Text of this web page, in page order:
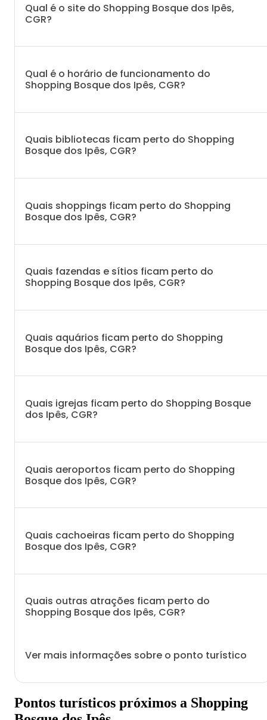
Qual é o site do Shopping Bosque dos Ipês,
CGR?
Qual é o horário de funcionamento do
Shopping Bosque dos Ipês, CGR?
Quais bibliotecas ficam perto do Shopping
Bosque dos Ipês, CGR?
Quais shoppings ficam perto do Shopping
Bosque dos Ipês, CGR?
Quais fazendas e sítios ficam perto do
Shopping Bosque dos Ipês, CGR?
Quais aquários ficam perto do Shopping
Bosque dos Ipês, CGR?
Quais igrejas ficam perto do Shopping Bosque
dos Ipês, CGR?
Quais aeroportos ficam perto do Shopping
Bosque dos Ipês, CGR?
Quais cachoeiras ficam perto do Shopping
Bosque dos Ipês, CGR?
Quais outras atrações ficam perto do
Shopping Bosque dos Ipês, CGR?
Ver mais informações sobre o ponto turístico
Pontos turísticos próximos a Shopping